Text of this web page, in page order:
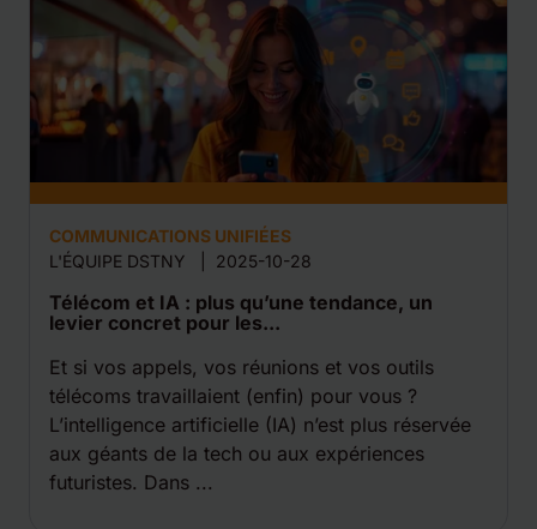
COMMUNICATIONS UNIFIÉES
L'ÉQUIPE DSTNY
2025-10-28
Télécom et IA : plus qu’une tendance, un
levier concret pour les...
Et si vos appels, vos réunions et vos outils
télécoms travaillaient (enfin) pour vous ?
L’intelligence artificielle (IA) n’est plus réservée
aux géants de la tech ou aux expériences
futuristes. Dans ...